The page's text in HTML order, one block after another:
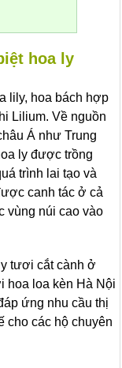
hoa ly
lily, hoa bách hợp
Lilium. Về nguồn
Á như Trung
ly được trồng
trình lai tạo và
canh tác ở cả
vùng núi cao vào
tươi cắt cành ở
hoa loa kèn Hà Nội
ứng nhu cầu thị
cho các hộ chuyên